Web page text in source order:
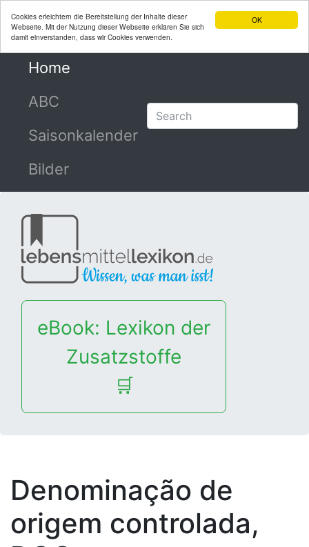
OK
Cookies erleichtern die Bereitstellung der Inhalte dieser
Webseite. Mit der Nutzung dieser Webseite erklären Sie sich
damit einverstanden, dass wir Cookies verwenden.
Home
ABC
Saisonkalender
Bilder
eBook: Lexikon der
Zusatzstoffe
🛒
Denominação de
origem controlada,